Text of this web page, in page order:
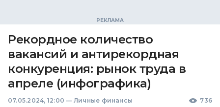
Рекордное количество
вакансий и антирекордная
конкуренция: рынок труда в
апреле (инфографика)
07.05.2024, 12:00 — Личные финансы 736